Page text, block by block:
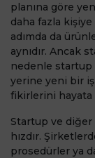
planına göre
daha fazla
adımda da
aynıdır. Ancak
nedenle
yerine yeni bir
fikirlerini hayata
Startup ve diğer
hızdır.
prosedürler ya